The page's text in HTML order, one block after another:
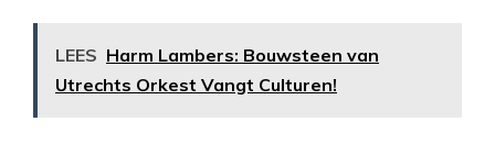
LEES Harm Lambers: Bouwsteen van
Utrechts Orkest Vangt Culturen!